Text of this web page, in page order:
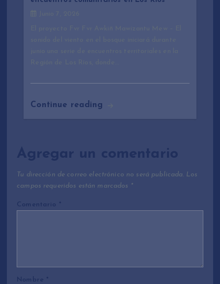
Continue reading
Agregar un comentario
Tu dirección de correo electrónico no será publicada. Los
campos requeridos están marcados *
Comentario *
Nombre *